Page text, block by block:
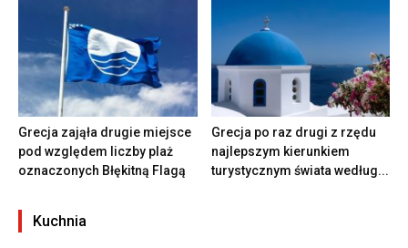
Grecja zająła drugie miejsce
pod względem liczby plaż
oznaczonych Błękitną Flagą
Grecja po raz drugi z rzędu
najlepszym kierunkiem
turystycznym świata według...
Kuchnia